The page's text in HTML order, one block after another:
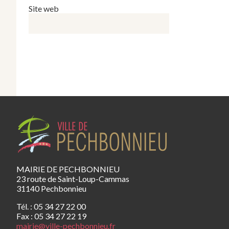
Site web
MAIRIE DE PECHBONNIEU
23 route de Saint-Loup-Cammas
31140 Pechbonnieu
Tél. : 05 34 27 22 00
Fax : 05 34 27 22 19
mairie@ville-pechbonnieu.fr